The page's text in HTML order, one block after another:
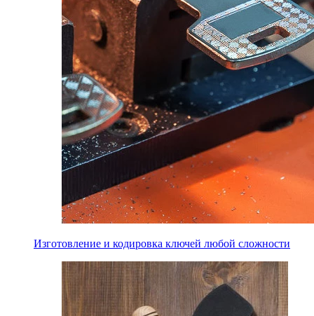
Изготовление и кодировка ключей любой сложности